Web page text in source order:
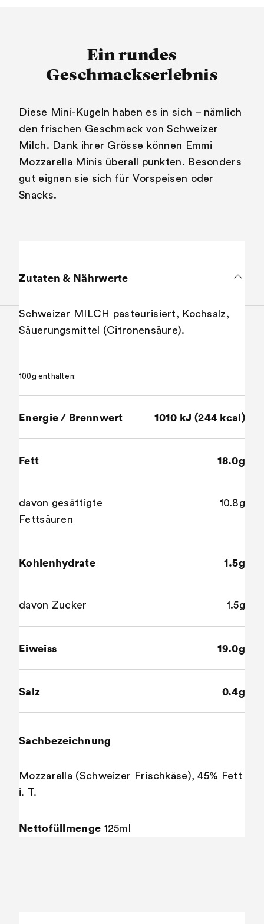
Ein rundes
Geschmackserlebnis
Diese Mini-Kugeln haben es in sich – nämlich
den frischen Geschmack von Schweizer
Milch. Dank ihrer Grösse können Emmi
Mozzarella Minis überall punkten. Besonders
gut eignen sie sich für Vorspeisen oder
Snacks.
Zutaten & Nährwerte
Schweizer MILCH pasteurisiert, Kochsalz,
Säuerungsmittel (Citronensäure).
100g enthalten:
Energie / Brennwert 1010 kJ (244 kcal)
Fett 18.0g
davon gesättigte
Fettsäuren
10.8g
Kohlenhydrate 1.5g
davon Zucker 1.5g
Eiweiss 19.0g
Salz 0.4g
Sachbezeichnung
Mozzarella (Schweizer Frischkäse), 45% Fett
i. T.
Nettofüllmenge 125ml